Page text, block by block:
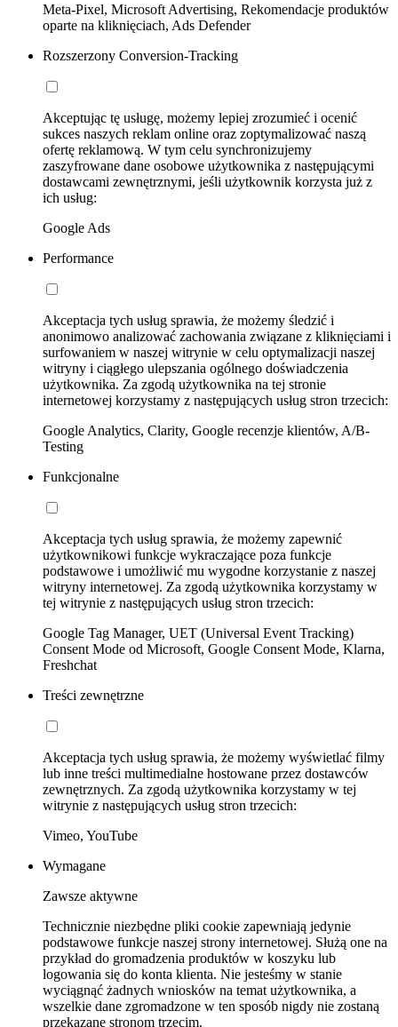
Meta-Pixel, Microsoft Advertising, Rekomendacje produktów
oparte na kliknięciach, Ads Defender
Rozszerzony Conversion-Tracking
Akceptując tę usługę, możemy lepiej zrozumieć i ocenić
sukces naszych reklam online oraz zoptymalizować naszą
ofertę reklamową. W tym celu synchronizujemy
zaszyfrowane dane osobowe użytkownika z następującymi
dostawcami zewnętrznymi, jeśli użytkownik korzysta już z
ich usług:
Google Ads
Performance
Akceptacja tych usług sprawia, że możemy śledzić i
anonimowo analizować zachowania związane z kliknięciami i
surfowaniem w naszej witrynie w celu optymalizacji naszej
witryny i ciągłego ulepszania ogólnego doświadczenia
użytkownika. Za zgodą użytkownika na tej stronie
internetowej korzystamy z następujących usług stron trzecich:
Google Analytics, Clarity, Google recenzje klientów, A/B-
Testing
Funkcjonalne
Akceptacja tych usług sprawia, że możemy zapewnić
użytkownikowi funkcje wykraczające poza funkcje
podstawowe i umożliwić mu wygodne korzystanie z naszej
witryny internetowej. Za zgodą użytkownika korzystamy w
tej witrynie z następujących usług stron trzecich:
Google Tag Manager, UET (Universal Event Tracking)
Consent Mode od Microsoft, Google Consent Mode, Klarna,
Freshchat
Treści zewnętrzne
Akceptacja tych usług sprawia, że możemy wyświetlać filmy
lub inne treści multimedialne hostowane przez dostawców
zewnętrznych. Za zgodą użytkownika korzystamy w tej
witrynie z następujących usług stron trzecich:
Vimeo, YouTube
Wymagane
Zawsze aktywne
Technicznie niezbędne pliki cookie zapewniają jedynie
podstawowe funkcje naszej strony internetowej. Służą one na
przykład do gromadzenia produktów w koszyku lub
logowania się do konta klienta. Nie jesteśmy w stanie
wyciągnąć żadnych wniosków na temat użytkownika, a
wszelkie dane zgromadzone w ten sposób nigdy nie zostaną
przekazane stronom trzecim.